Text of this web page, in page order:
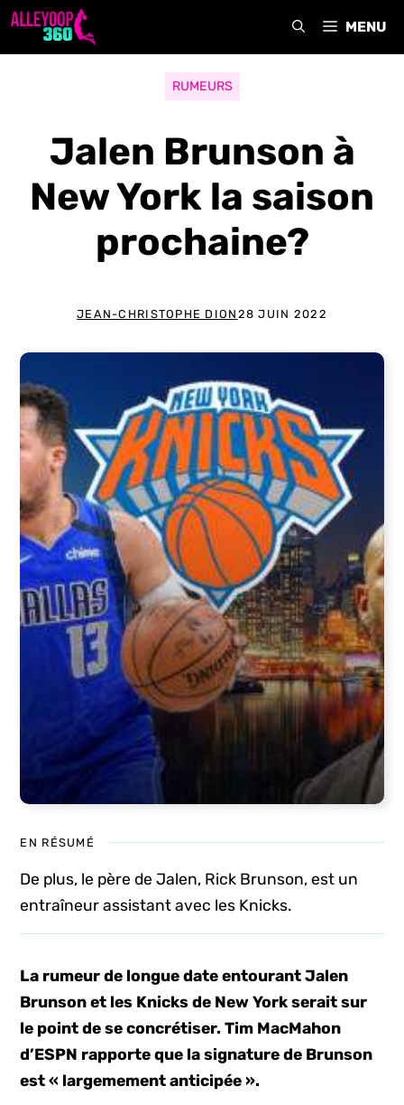
Aller
MENU
RUMEURS
Jalen Brunson à
New York la saison
prochaine?
JEAN-CHRISTOPHE DION 28 JUIN 2022
EN RÉSUMÉ
De plus, le père de Jalen, Rick Brunson, est un
entraîneur assistant avec les Knicks.
La rumeur de longue date entourant Jalen
Brunson et les Knicks de New York serait sur
le point de se concrétiser. Tim MacMahon
d’ESPN rapporte que la signature de Brunson
est « largemement anticipée ».